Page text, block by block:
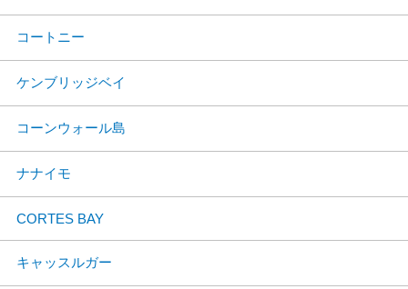
コートニー
ケンブリッジベイ
コーンウォール島
ナナイモ
CORTES BAY
キャッスルガー